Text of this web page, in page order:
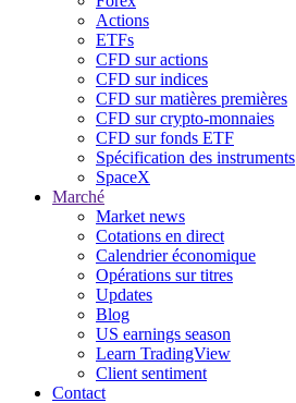
Actions
ETFs
CFD sur actions
CFD sur indices
CFD sur matières premières
CFD sur crypto-monnaies
CFD sur fonds ETF
Spécification des instruments
SpaceX
Marché
Market news
Cotations en direct
Calendrier économique
Opérations sur titres
Updates
Blog
US earnings season
Learn TradingView
Client sentiment
Contact